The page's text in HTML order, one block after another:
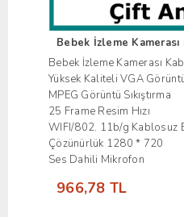
Bebek İzleme
Bebek İzleme Kamerası
Yüksek Kaliteli VGA
MPEG Görüntü Sıkıştırma
25 Frame Resim Hızı
WIFI/802. 11b/g Kablosuz
Çözünürlük 1280 * 720​
Ses Dahili Mikrofon
966,78 TL